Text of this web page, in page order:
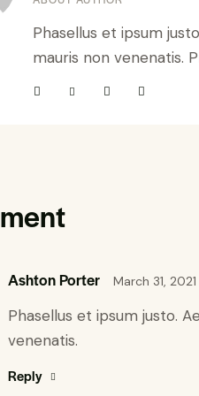
Phasellus et ipsum
mauris non venenatis.
Ashton Porter March 31, 2021
Phasellus et ipsum justo.
venenatis.
Reply